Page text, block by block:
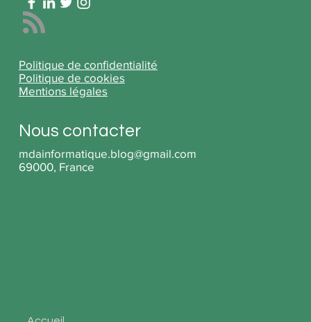
Nous contacter
mdainformatique.blog@gmail.com
69000, France
Politique de confidentialité
Politique de cookies
Mentions légales